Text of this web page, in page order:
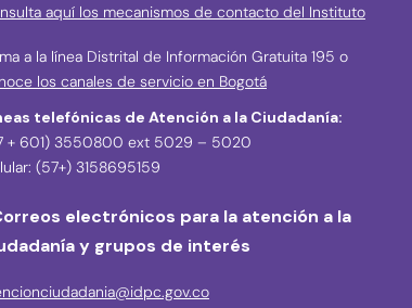
aquí los mecanismos de contacto del Instituto
a la línea Distrital de Información Gratuita 195 o
los canales de servicio en Bogotá
telefónicas de Atención a la Ciudadanía:
+ 601) 3550800 ext 5029 – 5020
(57+) 3158695159
electrónicos para la atención a la
y grupos de interés